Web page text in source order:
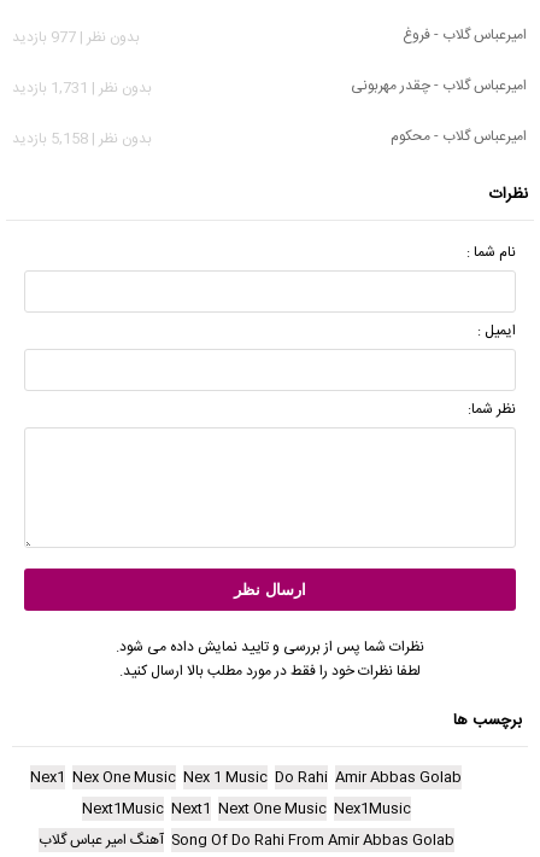
امیرعباس گلاب - فروغ
بدون نظر | 977 بازدید
امیرعباس گلاب - چقدر مهربونی
بدون نظر | 1,731 بازدید
امیرعباس گلاب - محکوم
بدون نظر | 5,158 بازدید
نظرات
نام شما :
ایمیل :
نظر شما:
نظرات شما پس از بررسی و تایید نمایش داده می شود.
لطفا نظرات خود را فقط در مورد مطلب بالا ارسال کنید.
برچسب ها
Amir Abbas Golab
Do Rahi
Nex 1 Music
Nex One Music
Nex1
Nex1Music
Next One Music
Next1
Next1Music
Song Of Do Rahi From Amir Abbas Golab آهنگ امیر عباس گلاب